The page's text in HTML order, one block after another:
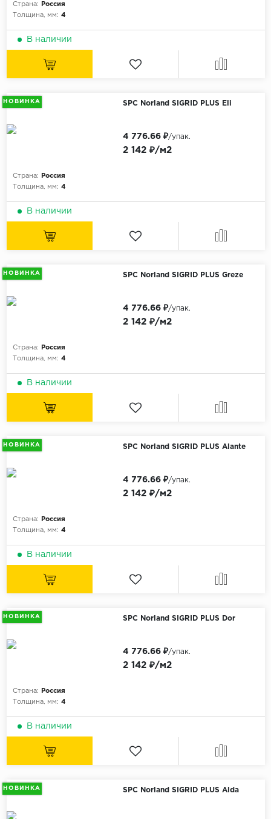
Сосна
Страна:
Россия
Толщина, мм: 4
В наличии
НОВИНКА SPC Norland SIGRID PLUS Eli
Страна:
Россия
Толщина, мм: 4
2 142 ₽/м2
4 776.66 ₽/упак.
В наличии
НОВИНКА SPC Norland SIGRID PLUS Greze
Страна:
Россия
Толщина, мм: 4
2 142 ₽/м2
4 776.66 ₽/упак.
В наличии
НОВИНКА SPC Norland SIGRID PLUS Alante
Страна:
Россия
Толщина, мм: 4
2 142 ₽/м2
4 776.66 ₽/упак.
В наличии
НОВИНКА SPC Norland SIGRID PLUS Dor
Страна:
Россия
Толщина, мм: 4
2 142 ₽/м2
4 776.66 ₽/упак.
В наличии
НОВИНКА SPC Norland SIGRID PLUS Alda